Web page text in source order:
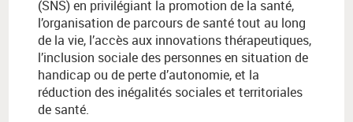
(SNS) en privilégiant la promotion de la santé,
l’organisation de parcours de santé tout au long
de la vie, l’accès aux innovations thérapeutiques,
l’inclusion sociale des personnes en situation de
handicap ou de perte d’autonomie, et la
réduction des inégalités sociales et territoriales
de santé.